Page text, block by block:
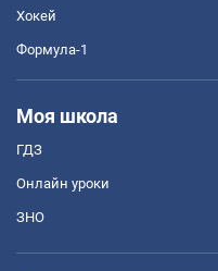
Хокей
Формула-1
Моя школа
ГДЗ
Онлайн уроки
ЗНО